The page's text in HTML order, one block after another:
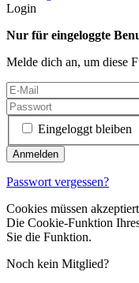
Login
Nur für eingeloggte
Melde dich an, um diese
Eingeloggt bleiben
Passwort vergessen?
Cookies müssen
Die Cookie-Funktion
Sie die Funktion.
Noch kein Mitglied?